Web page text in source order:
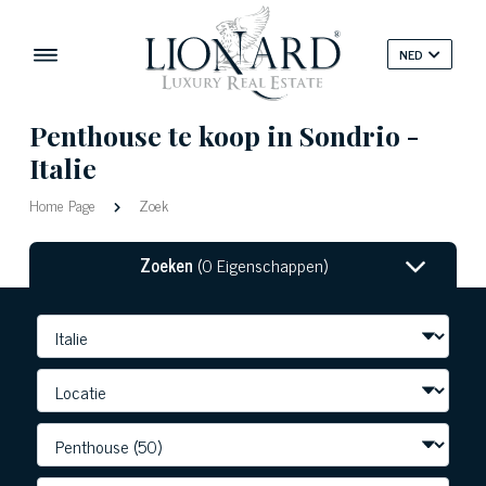
NED
Penthouse te koop in Sondrio -
Italie
Home Page Zoek
Zoeken (0 Eigenschappen)